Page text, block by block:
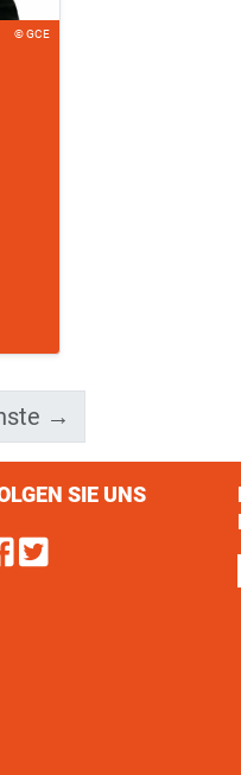
GCE
→
SIE UNS
Find us on
Follow us